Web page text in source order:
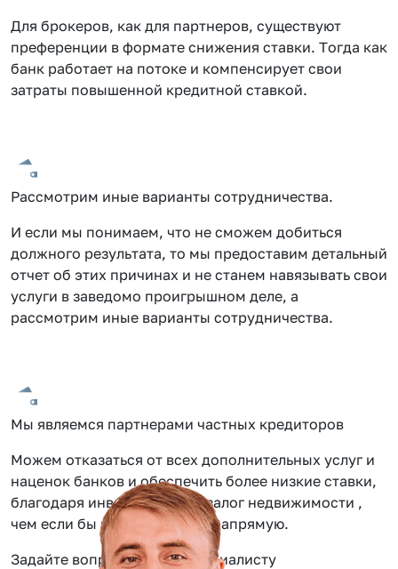
Для брокеров, как для партнеров, существуют
преференции в формате снижения ставки. Тогда как
банк работает на потоке и компенсирует свои
затраты повышенной кредитной ставкой.
Рассмотрим иные варианты сотрудничества.
И если мы понимаем, что не сможем добиться
должного результата, то мы предоставим детальный
отчет об этих причинах и не станем навязывать свои
услуги в заведомо проигрышном деле, а
рассмотрим иные варианты сотрудничества.
Мы являемся партнерами частных кредиторов
Можем отказаться от всех дополнительных услуг и
наценок банков и обеспечить более низкие ставки,
благодаря инвестиции под залог недвижимости ,
чем если бы вы обращались напрямую.
Задайте вопрос нашему специалисту